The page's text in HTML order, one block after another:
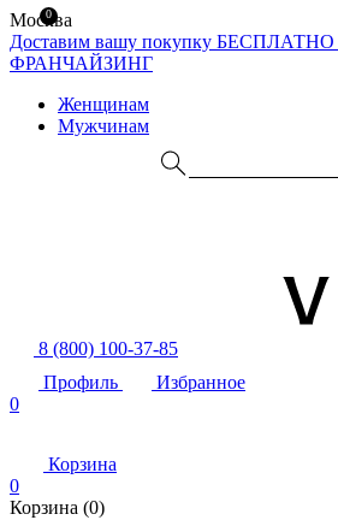
Москва
Доставим вашу покупку БЕСПЛАТНО
ФРАНЧАЙЗИНГ
Женщинам
Мужчинам
8 (800) 100-37-85
Профиль
Избранное
0
Корзина
0
Корзина (0)
0